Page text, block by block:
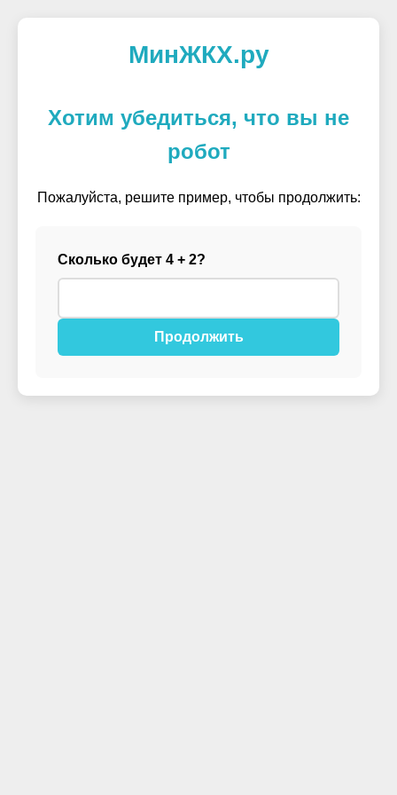
МинЖКХ.ру
Хотим убедиться, что вы не
робот
Пожалуйста, решите пример, чтобы продолжить:
Сколько будет 4 + 2?
Продолжить